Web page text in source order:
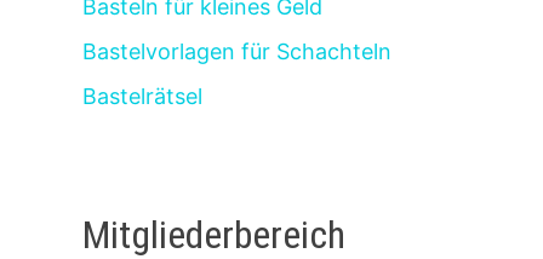
Basteln für kleines Geld
Bastelvorlagen für Schachteln
Bastelrätsel
Mitgliederbereich